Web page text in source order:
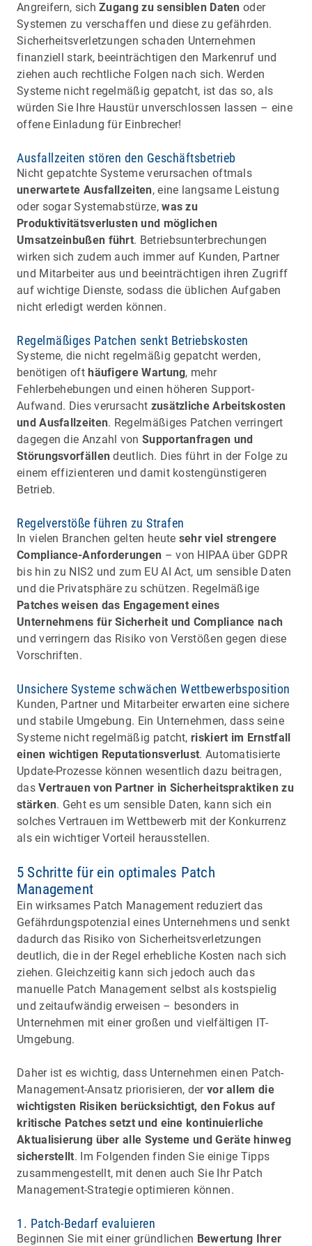
Angreifern, sichZugang zu sensiblen Daten oder
Systemen zu verschaffen und diese zu gefährden.
Sicherheitsverletzungen schaden Unternehmen
finanziell stark, beeinträchtigen den Markenruf und
ziehen auch rechtliche Folgen nach sich. Werden
Systeme nicht regelmäßig gepatcht, ist das so, als
würden Sie Ihre Haustür unverschlossen lassen – eine
offene Einladung für Einbrecher!
Ausfallzeiten stören den Geschäftsbetrieb
Nicht gepatchte Systeme verursachen oftmals
unerwartete Ausfallzeiten, eine langsame Leistung
oder sogar Systemabstürze,was zu
Produktivitätsverlusten und möglichen
Umsatzeinbußen führt. Betriebsunterbrechungen
wirken sich zudem auch immer auf Kunden, Partner
und Mitarbeiter aus und beeinträchtigen ihren Zugriff
auf wichtige Dienste, sodass die üblichen Aufgaben
nicht erledigt werden können.
Regelmäßiges Patchen senkt Betriebskosten
Systeme, die nicht regelmäßig gepatcht werden,
benötigen ofthäufigere Wartung, mehr
Fehlerbehebungen und einen höheren Support-
Aufwand. Dies verursacht zusätzliche Arbeitskosten
und Ausfallzeiten. Regelmäßiges Patchen verringert
dagegen die Anzahl von Supportanfragen und
Störungsvorfällen deutlich. Dies führt in der Folge zu
einem effizienteren und damit kostengünstigeren
Betrieb.
Regelverstöße führen zu Strafen
In vielen Branchen gelten heute sehr viel strengere
Compliance-Anforderungen – von HIPAA über GDPR
bis hin zu NIS2 und zum EU AI Act, um sensible Daten
und die Privatsphäre zu schützen. Regelmäßige
Patches weisen das Engagement eines
Unternehmens für Sicherheit und Compliance nach
und verringern das Risiko von Verstößen gegen diese
Vorschriften.
Unsichere Systeme schwächen Wettbewerbsposition
Kunden, Partner und Mitarbeiter erwarten eine sichere
und stabile Umgebung. Ein Unternehmen, dass seine
Systeme nicht regelmäßig patcht, riskiert im Ernstfall
einen wichtigen Reputationsverlust. Automatisierte
Update-Prozesse können wesentlich dazu beitragen,
dasVertrauen von Partner in Sicherheitspraktiken zu
stärken. Geht es um sensible Daten, kann sich ein
solches Vertrauen im Wettbewerb mit der Konkurrenz
als ein wichtiger Vorteil herausstellen.
5 Schritte für ein optimales Patch
Management
Ein wirksames Patch Management reduziert das
Gefährdungspotenzial eines Unternehmens und senkt
dadurch das Risiko von Sicherheitsverletzungen
deutlich, die in der Regel erhebliche Kosten nach sich
ziehen. Gleichzeitig kann sich jedoch auch das
manuelle Patch Management selbst als kostspielig
und zeitaufwändig erweisen – besonders in
Unternehmen mit einer großen und vielfältigen IT-
Umgebung.
Daher ist es wichtig, dass Unternehmen einen Patch-
Management-Ansatz priorisieren, der vor allem die
wichtigsten Risiken berücksichtigt, den Fokus auf
kritische Patches setzt und eine kontinuierliche
Aktualisierung über alle Systeme und Geräte hinweg
sicherstellt. Im Folgenden finden Sie einige Tipps
zusammengestellt, mit denen auch Sie Ihr Patch
Management-Strategie optimieren können.
1. Patch-Bedarf evaluieren
Beginnen Sie mit einer gründlichen Bewertung Ihrer